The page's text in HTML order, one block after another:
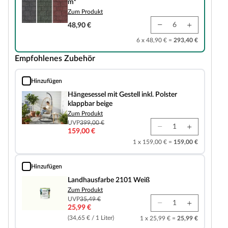
m²
Zum Produkt
48,90 €
6 x 48,90 € = 293,40 €
Empfohlenes Zubehör
Hinzufügen
Hängesessel mit Gestell inkl. Polster klappbar beige
Hängesessel mit Gestell inkl. Polster
klappbar beige
Zum Produkt
UVP399,00 €
159,00 €
1 x 159,00 € = 159,00 €
Hinzufügen
Landhausfarbe 2101 Weiß
Landhausfarbe 2101 Weiß
Zum Produkt
UVP35,49 €
25,99 €
(34,65 € / 1 Liter) 1 x 25,99 € = 25,99 €